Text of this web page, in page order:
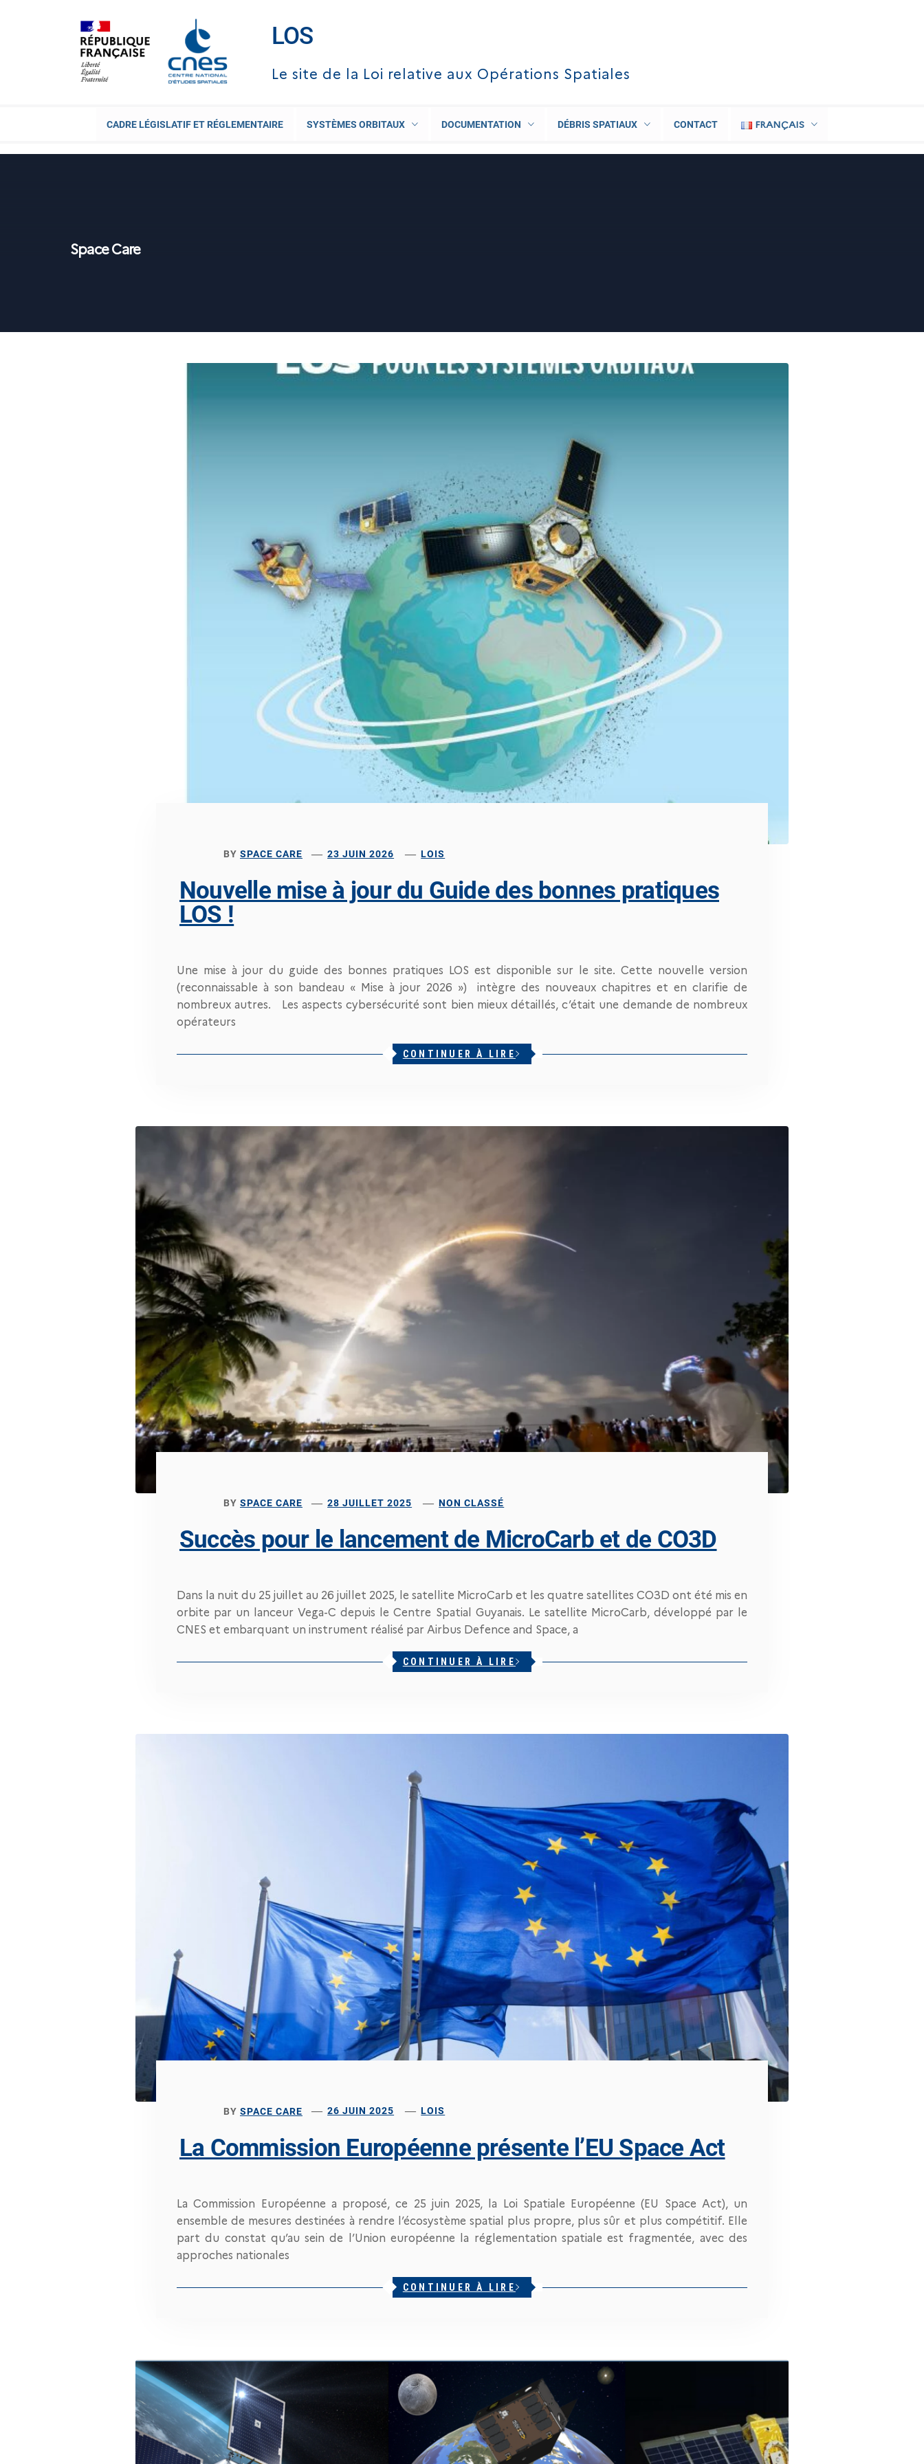
LOS
Le site de la Loi relative aux Opérations Spatiales
CADRE LÉGISLATIF ET RÉGLEMENTAIRE SYSTÈMES ORBITAUX DOCUMENTATION DÉBRIS SPATIAUX CONTACT FRANÇAIS
Space Care
BY SPACE CARE 23 JUIN 2026 LOIS
Nouvelle mise à jour du Guide des bonnes pratiques
LOS !
Une mise à jour du guide des bonnes pratiques LOS est disponible sur le site. Cette nouvelle version
(reconnaissable à son bandeau « Mise à jour 2026 ») intègre des nouveaux chapitres et en clarifie de
nombreux autres. Les aspects cybersécurité sont bien mieux détaillés, c’était une demande de nombreux
opérateurs
CONTINUER À LIRE
BY SPACE CARE 28 JUILLET 2025 NON CLASSÉ
Succès pour le lancement de MicroCarb et de CO3D
Dans la nuit du 25 juillet au 26 juillet 2025, le satellite MicroCarb et les quatre satellites CO3D ont été mis en
orbite par un lanceur Vega-C depuis le Centre Spatial Guyanais. Le satellite MicroCarb, développé par le
CNES et embarquant un instrument réalisé par Airbus Defence and Space, a
CONTINUER À LIRE
BY SPACE CARE 26 JUIN 2025 LOIS
La Commission Européenne présente l’EU Space Act
La Commission Européenne a proposé, ce 25 juin 2025, la Loi Spatiale Européenne (EU Space Act), un
ensemble de mesures destinées à rendre l’écosystème spatial plus propre, plus sûr et plus compétitif. Elle
part du constat qu’au sein de l’Union européenne la réglementation spatiale est fragmentée, avec des
approches nationales
CONTINUER À LIRE